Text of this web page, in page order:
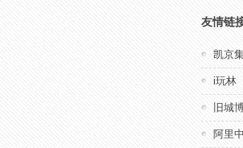
友情链
凯京
i玩林
旧城
阿里